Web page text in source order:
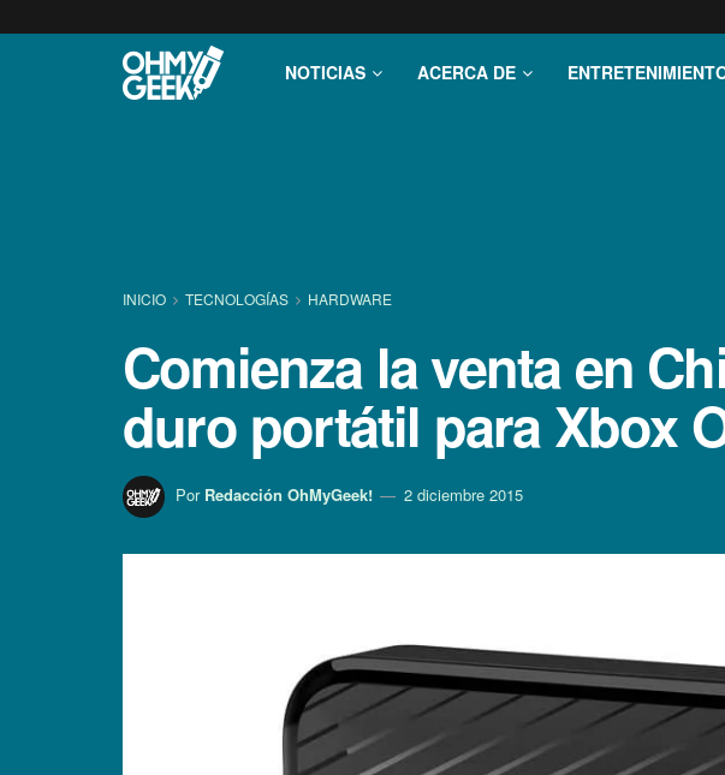
NOTICIAS ACERCA DE
INICIO TECNOLOGÍ­AS HARDWARE
Comienza la venta en
duro portátil para Xbox
Por Redacción OhMyGeek! 2 diciembre 2015